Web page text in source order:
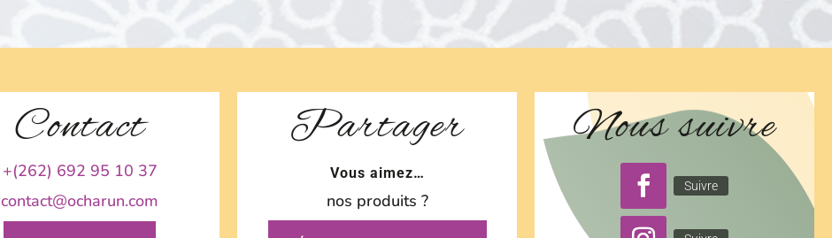
Contact
+(262) 692 95 10 37
contact@ocharun.com
Partager
Vous aimez…
nos produits ?
Nous suivre
Suivre